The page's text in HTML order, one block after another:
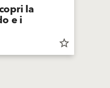
la
e i
star_border